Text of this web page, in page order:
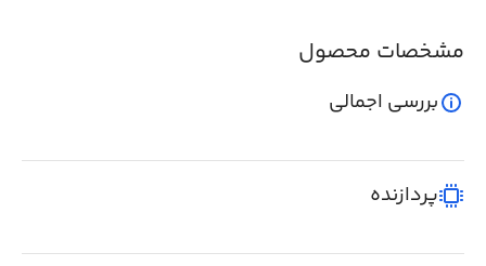
مشخصات محصول
بررسی اجمالی
پردازنده